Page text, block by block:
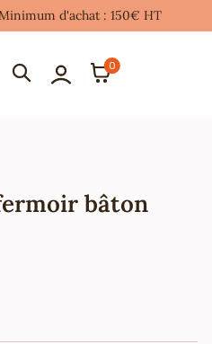
d'achat : 150€ HT
0
bâton